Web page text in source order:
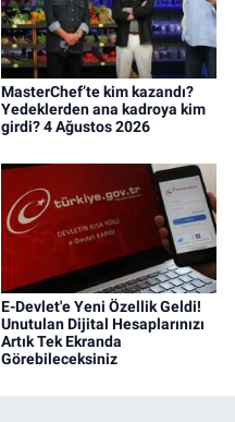
MasterChef’te kim kazandı?
Yedeklerden ana kadroya kim
girdi? 4 Ağustos 2026
E-Devlet'e Yeni Özellik Geldi!
Unutulan Dijital Hesaplarınızı
Artık Tek Ekranda
Görebileceksiniz